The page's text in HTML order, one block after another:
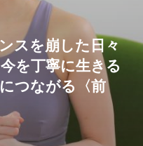
スを崩した日々
を丁寧に生きる
つながる〈前